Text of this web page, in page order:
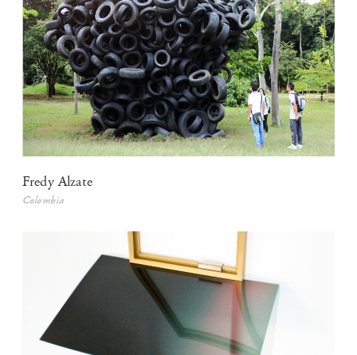
Fredy Alzate
Colombia